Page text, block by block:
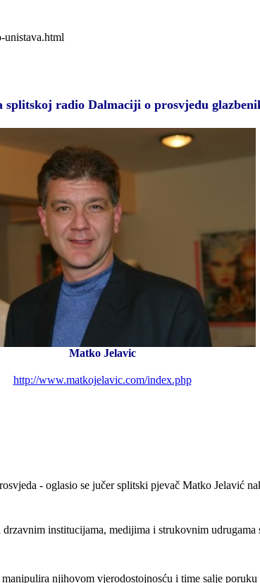
unistava.html
splitskoj radio Dalmaciji o prosvjedu
Matko Jelavic
http://www.matkojelavic.com/index.php
- oglasio se jučer splitski pjevač Matko Jelavić
institucijama, medijima i strukovnim udrugama
njihovom vjerodostojnosću i time salje